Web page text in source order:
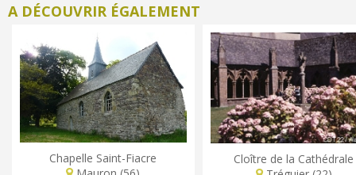
A DÉCOUVRIR ÉGALEMENT
Chapelle Saint-Fiacre
Cloître de la Cathédrale